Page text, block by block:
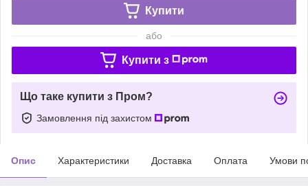
Купити
або
Купити з
Що таке купити з Пром?
Замовлення під захистом
Опис Характеристики Доставка Оплата Умови